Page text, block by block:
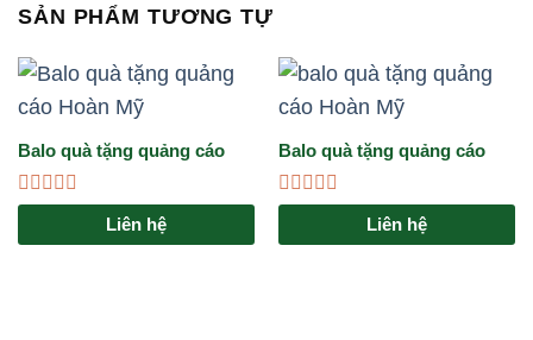
SẢN PHẨM TƯƠNG TỰ
Balo quà tặng quảng cáo
Hoàn Mỹ
Được
hạng
Liên hệ
Balo quà tặng quảng cáo
Hoàn Mỹ
Được
hạng
Liên hệ